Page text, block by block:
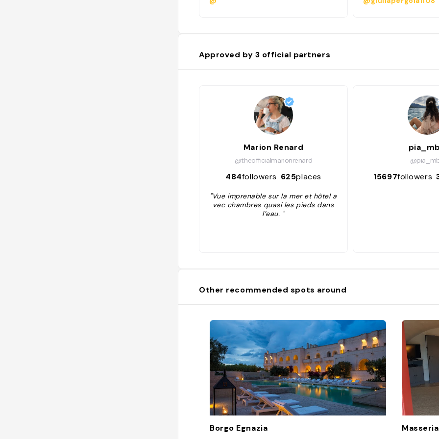
Approved by 3 official partners
Marion Renard
@theofficialmarionrenard
484followers 625places
"Vue imprenable sur la mer et hôtel a
vec chambres quasi les pieds dans
l’eau. "
15697followers
Other recommended spots around
Borgo Egnazia